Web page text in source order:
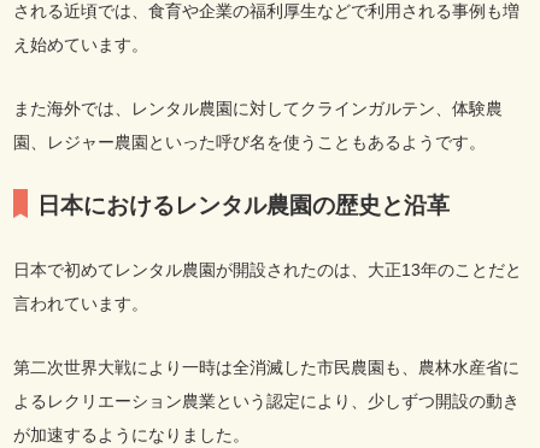
される近頃では、食育や企業の福利厚生などで利用される事例も増
え始めています。
また海外では、レンタル農園に対してクラインガルテン、体験農
園、レジャー農園といった呼び名を使うこともあるようです。
日本におけるレンタル農園の歴史と沿革
日本で初めてレンタル農園が開設されたのは、大正13年のことだと
言われています。
第二次世界大戦により一時は全消滅した市民農園も、農林水産省に
よるレクリエーション農業という認定により、少しずつ開設の動き
が加速するようになりました。